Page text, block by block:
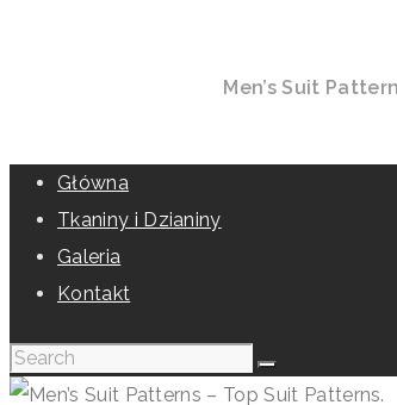
Men’s Suit
Główna
Tkaniny i Dzianiny
Galeria
Kontakt